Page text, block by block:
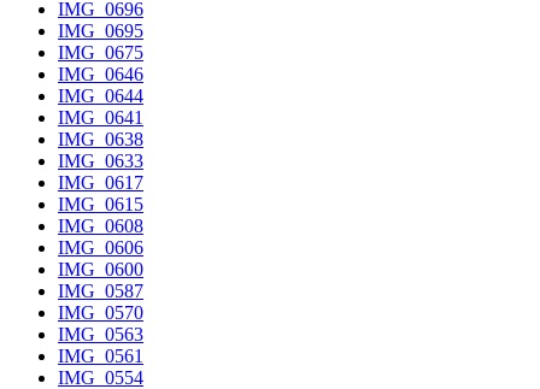
IMG_0696
IMG_0695
IMG_0675
IMG_0646
IMG_0644
IMG_0641
IMG_0638
IMG_0633
IMG_0617
IMG_0615
IMG_0608
IMG_0606
IMG_0600
IMG_0587
IMG_0570
IMG_0563
IMG_0561
IMG_0554